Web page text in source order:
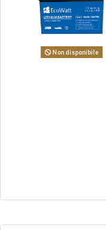
Non disponibile